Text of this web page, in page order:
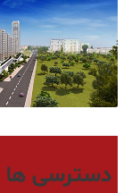
دسترسی ها